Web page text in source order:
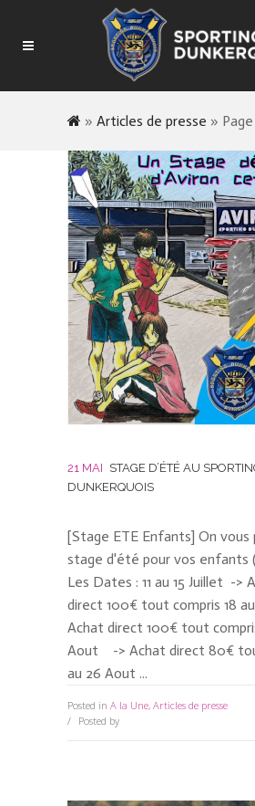
» Articles de presse »
21 MAI STAGE D’ÉTÉ AU
DUNKERQUOIS
[Stage ETE Enfants] On vous
stage d'été pour vos enfants (
Les Dates : 11 au 15 Juillet ->
direct 100€ tout compris 18
Achat direct 100€ tout
Aout -> Achat direct 80€
au 26 Aout ...
Posted in A la Une, Articles de presse
Posted by